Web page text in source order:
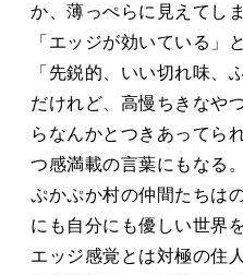
か、薄っぺらに見えてしま
「エッジが効いている」
「先鋭的、いい切れ味、
だけれど、高慢ちきなや
らなんかとつきあってら
つ感満載の言葉にもなる。
ぷかぷか村の仲間たちは
にも自分にも優しい世界
エッジ感覚とは対極の住